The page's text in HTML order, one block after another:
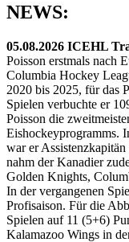
NEWS:
05.08.2026 ICEHL
Poisson erstmals nach
Columbia Hockey
2020 bis 2025, für das
Spielen verbuchte er
Poisson die
Eishockeyprogramms.
war er
nahm der Kanadier
Golden Knights,
In der vergangenen
Profisaison. Für die
Spielen auf 11 (5+6)
Kalamazoo Wings in